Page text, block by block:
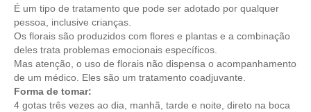
É um tipo de tratamento que pode ser adotado por qualquer
pessoa, inclusive crianças.
Os florais são produzidos com flores e plantas e a combinação
deles trata problemas emocionais específicos.
Mas atenção, o uso de florais não dispensa o acompanhamento
de um médico. Eles são um tratamento coadjuvante.
Forma de tomar:
4 gotas três vezes ao dia, manhã, tarde e noite, direto na boca